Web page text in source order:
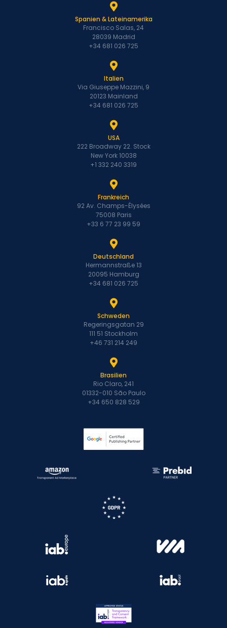
Spanien & Lateinamerika
Francisco Salas, 24
28039 Madrid
+34 681 026 725
Italien
Via Giuseppe Mazzini, 9
20123 Mainland
+34 681 026 725
USA
222 Broadway 22. Stock
New York 10038
+1 332 240 3319
Frankreich
92 Av. Champs-Élysées
75008 Paris
+33 6 77 23 99 59
Deutschland
Hermannstraße 13
20095 Hamburg
+34 681 026 725
Schweden
Regeringsgatan 29
111 51 Stockholm
+46 731 214 249
Brasilien
Rio Claro, 241
01332-010 São Paulo
+34 650 828 529